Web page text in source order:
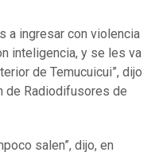
a ingresar con violencia
inteligencia, y se les va
de Temucuicui”, dijo
de Radiodifusores de
salen”, dijo, en